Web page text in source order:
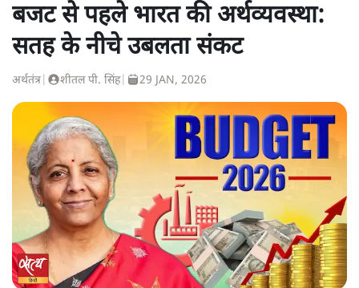
बजट से पहले भारत की अर्थव्यवस्था:
सतह के नीचे उबलता संकट
अर्थतंत्र शीतल पी. सिंह| 29 JAN, 2026